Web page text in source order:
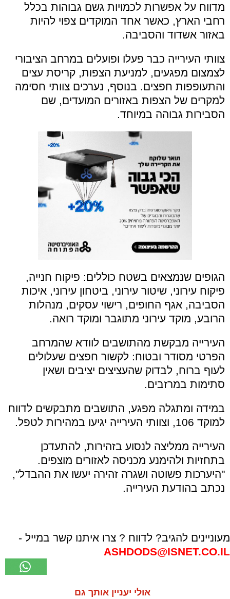
מדווח על אפשרות לכמויות גשם גבוהות בכלל
רחבי הארץ, כאשר אחד המוקדים צפוי להיות
באזור אשדוד והסביבה.
צוותי העירייה כבר פעלו ופועלים במרחב הציבורי
לצמצום מפגעים, למניעת הצפות, קריסת עצים
והתעופפות חפצים. בנוסף, נערכים צוותי חסימה
למקרים של הצפות באזורים המועדים, שם
הסבירות גבוהה במיוחד.
הגופים שנמצאים בשטח כוללים: פיקוח חנייה,
פיקוח עירוני, שיטור עירוני, ביטחון עירוני, איכות
הסביבה, אגף החופים, רישוי עסקים, מנהלות
הרובע, מוקד עירוני מתוגבר ומוקד רואה.
העירייה מבקשת מהתושבים לוודא שהמרחב
הפרטי מסודר ובטוח: לקשור חפצים שעלולים
לעוף ברוח, לבדוק שהעציצים יציבים ושאין
סתימות במרזבים.
במידה ומתגלה מפגע, התושבים מתבקשים לדווח
למוקד 106, וצוותי העירייה יגיעו במהירות לטפל.
העירייה ממליצה לנסוע בזהירות, להתעדכן
בתחזיות ולהימנע מכניסה לאזורים מוצפים.
"היערכות פשוטה ושגרה זהירה יעשו את ההבדל",
נכתב בהודעת העירייה.
מעוניינים להגיב? לדווח ? צרו איתנו קשר במייל -
ASHDODS@ISNET.CO.IL
אולי יעניין אותך גם